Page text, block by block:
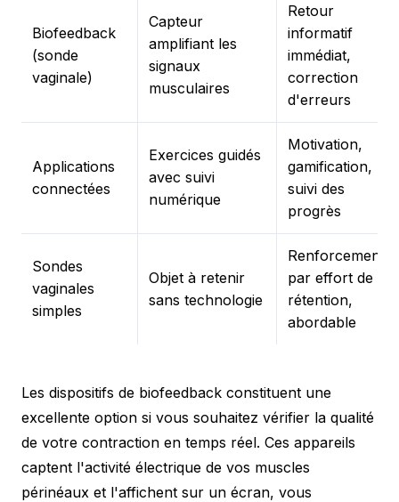
Biofeedback
(sonde
vaginale)
Capteur
amplifiant les
signaux
musculaires
Retour
informatif
immédiat,
correction
d'erreurs
Applications
connectées
Exercices guidés
avec suivi
numérique
Motivation,
gamification,
suivi des
progrès
Sondes
vaginales
simples
Objet à retenir
sans technologie
Renforcement
par effort de
rétention,
abordable
Les dispositifs de biofeedback constituent une
excellente option si vous souhaitez vérifier la qualité
de votre contraction en temps réel. Ces appareils
captent l'activité électrique de vos muscles
périnéaux et l'affichent sur un écran, vous